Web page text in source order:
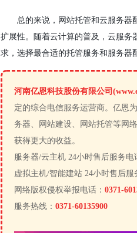
总的来说，网站托管和云服务器
扩展性。随着云计算的普及，云服务
求，选择最合适的托管服务和服务器
河南亿恩科技股份有限公司
定的综合电信服务运营商。亿恩
务器、网站建设、网站托管等网
获得更大的收益。
服务器/云主机 24小时售后服务电
虚拟主机/智能建站 24小时售后服
网络版权侵权举报电话： 0371-
服务热线： 0371-60135900